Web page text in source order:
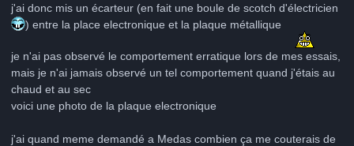
j'ai donc mis un écarteur (en fait une boule de scotch d'électricien
) entre la place electronique et la plaque métallique
je n'ai pas observé le comportement erratique lors de mes essais,
mais je n'ai jamais observé un tel comportement quand j'étais au
chaud et au sec
voici une photo de la plaque electronique
j'ai quand meme demandé a Medas combien ça me couterais de